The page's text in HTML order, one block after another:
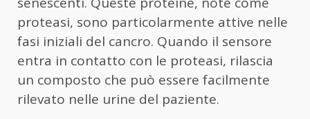
proteasi, sono particolarmente attive nelle
fasi iniziali del cancro. Quando il sensore
entra in contatto con le proteasi, rilascia
un composto che può essere facilmente
rilevato nelle urine del paziente.